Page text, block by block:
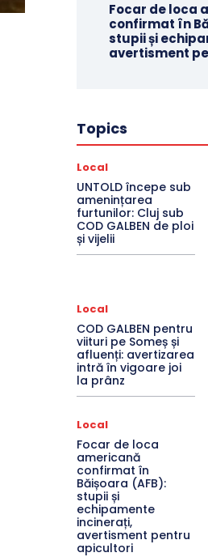
Focar de loca
confirmat în
stupii și
avertisment
Topics
Local
UNTOLD începe sub
amenințarea
furtunilor: Cluj sub
COD GALBEN de ploi
și vijelii
Local
COD GALBEN pentru
viituri pe Someș și
afluenți: avertizarea
intră în vigoare joi
la prânz
Local
Focar de loca
americană
confirmat în
Băișoara (AFB):
stupii și
echipamente
incinerați,
avertisment pentru
apicultori